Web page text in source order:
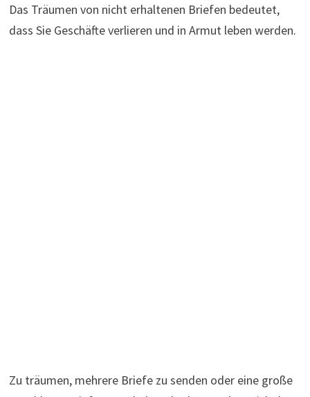
Das Träumen von nicht erhaltenen Briefen bedeutet,
dass Sie Geschäfte verlieren und in Armut leben werden.
Zu träumen, mehrere Briefe zu senden oder eine große